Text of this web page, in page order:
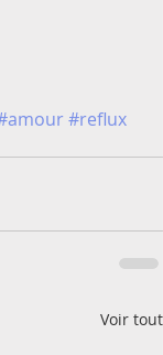
#reflux
Voir tout